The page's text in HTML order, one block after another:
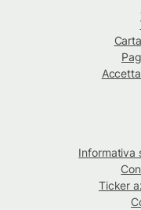
Informativa
Ticker